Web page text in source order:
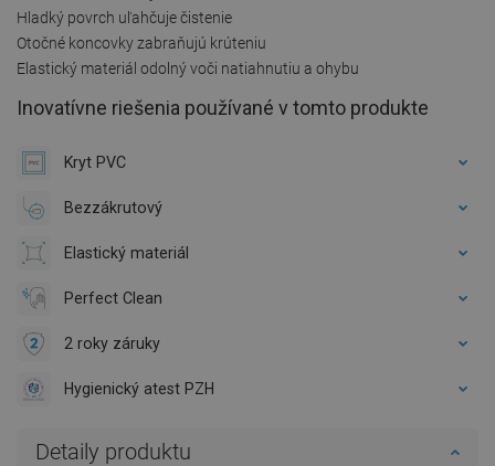
Hladký povrch uľahčuje čistenie
Otočné koncovky zabraňujú krúteniu
Elastický materiál odolný voči natiahnutiu a ohybu
Inovatívne riešenia používané v tomto produkte
Kryt PVC
Bezzákrutový
Elastický materiál
Perfect Clean
2 roky záruky
Hygienický atest PZH
Detaily produktu